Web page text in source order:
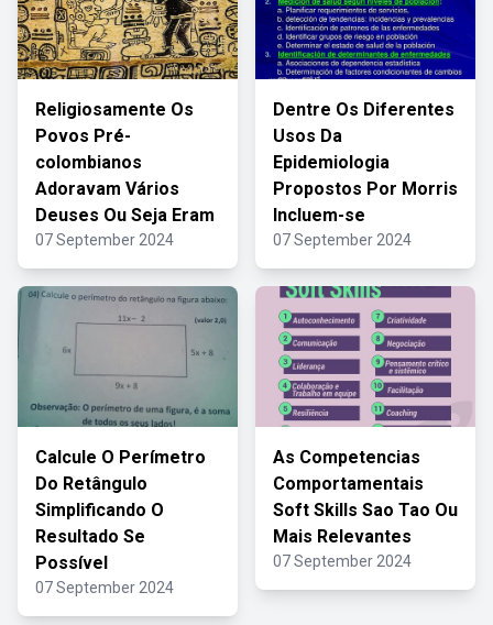
Religiosamente Os
Povos Pré-
colombianos
Adoravam Vários
Deuses Ou Seja Eram
07 September 2024
Dentre Os Diferentes
Usos Da
Epidemiologia
Propostos Por Morris
Incluem-se
07 September 2024
Calcule O Perímetro
Do Retângulo
Simplificando O
Resultado Se
Possível
07 September 2024
As Competencias
Comportamentais
Soft Skills Sao Tao Ou
Mais Relevantes
07 September 2024